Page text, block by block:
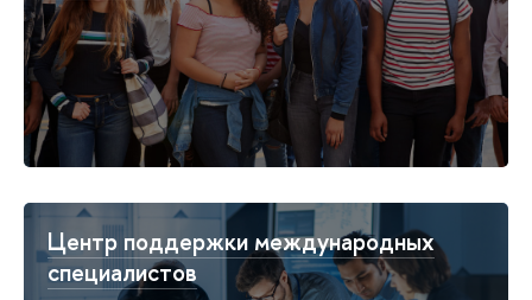
Центр поддержки международных
специалистов